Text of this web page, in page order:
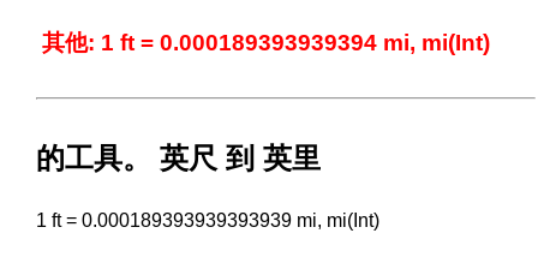
其他: 1 ft = 0.000189393939394 mi, mi(Int)
的工具。 英尺 到 英里
1 ft = 0.000189393939393939 mi, mi(Int)